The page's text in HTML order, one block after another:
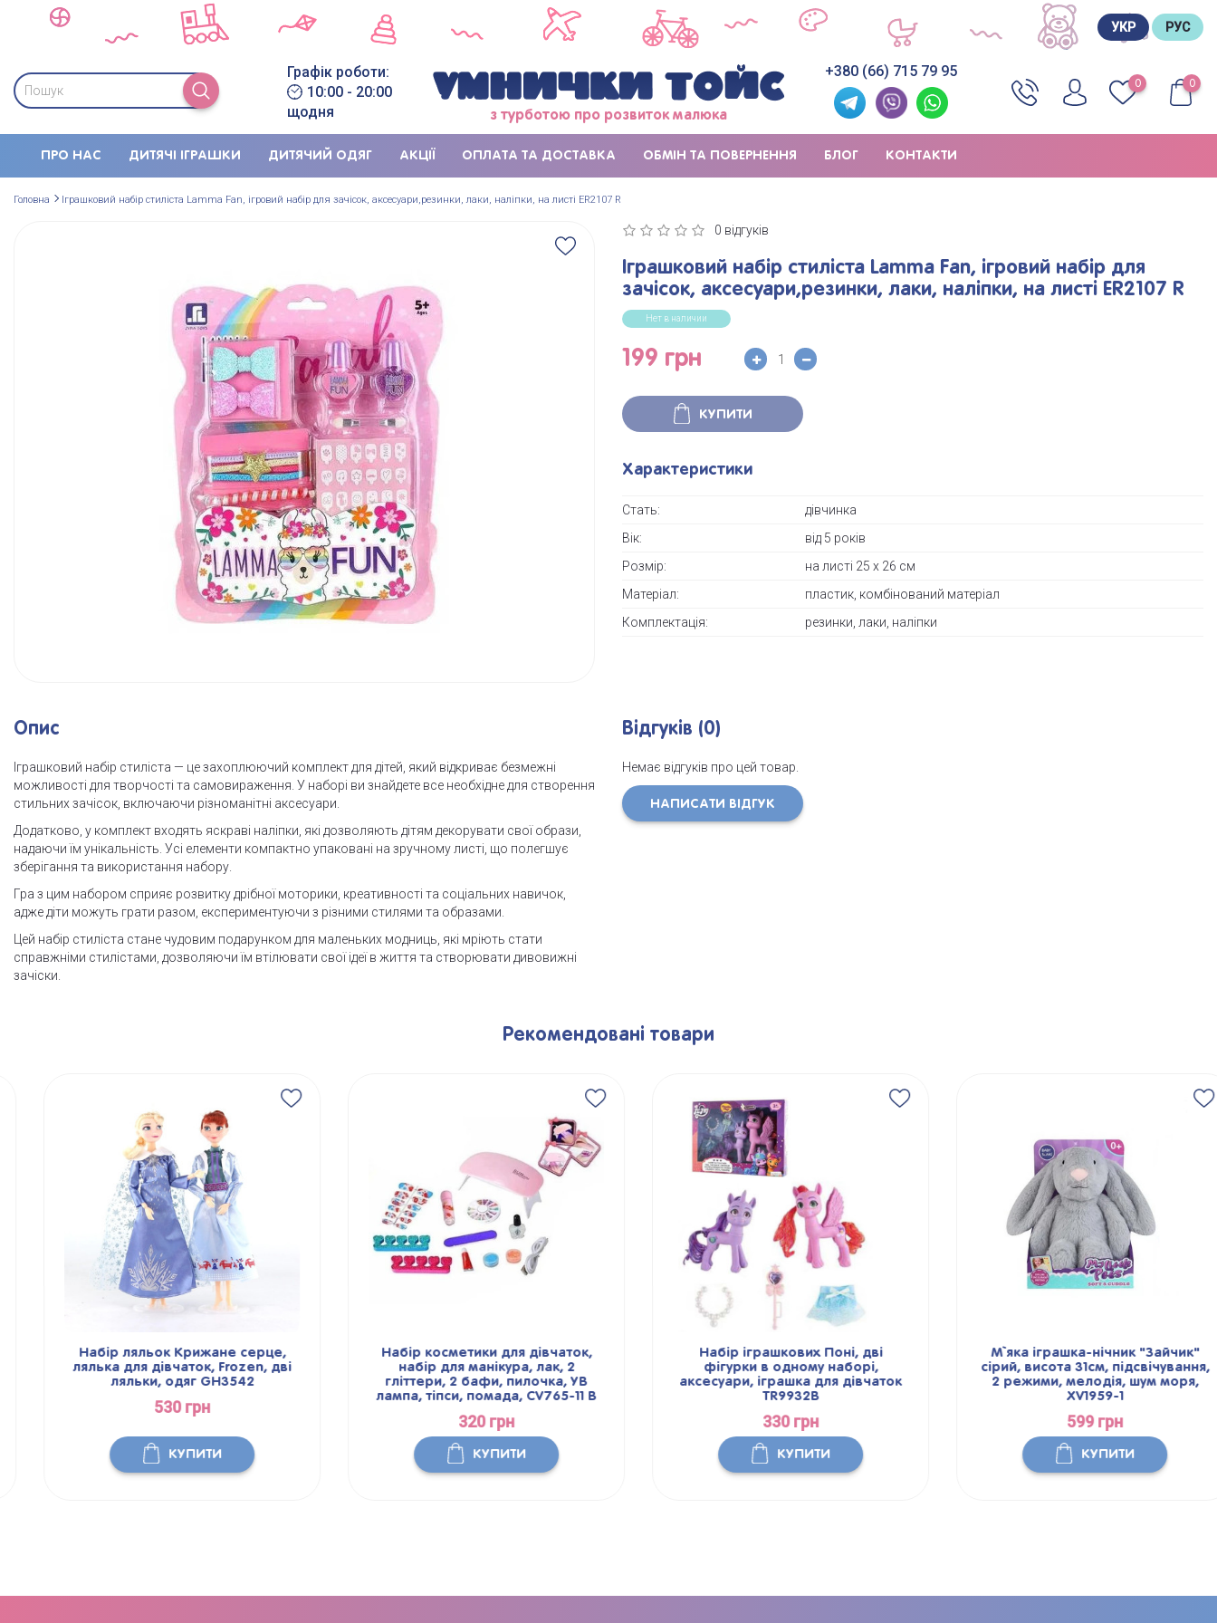
УКР РУС
Графік роботи:
10:00 - 20:00
щодня
з турботою про розвиток малюка
+380 (66) 715 79 95
0 0
ПРО НАС ДИТЯЧІ ІГРАШКИ ДИТЯЧИЙ ОДЯГ АКЦІЇ ОПЛАТА ТА ДОСТАВКА ОБМІН ТА ПОВЕРНЕННЯ БЛОГ КОНТАКТИ
Головна Іграшковий набір стиліста Lamma Fan, ігровий набір для зачісок, аксесуари,резинки, лаки, наліпки, на листі ER2107 R
0 відгуків
Іграшковий набір стиліста Lamma Fan, ігровий набір для
зачісок, аксесуари,резинки, лаки, наліпки, на листі ER2107 R
Нет в наличии
199 грн
КУПИТИ
Характеристики
Стать:
дiвчинка
Вік:
від 5 років
Розмір:
на листі 25 х 26 см
Матеріал:
пластик, комбінований матеріал
Комплектація:
резинки, лаки, наліпки
Опис
Іграшковий набір стиліста — це захоплюючий комплект для дітей, який відкриває безмежні
можливості для творчості та самовираження. У наборі ви знайдете все необхідне для створення
стильних зачісок, включаючи різноманітні аксесуари.
Додатково, у комплект входять яскраві наліпки, які дозволяють дітям декорувати свої образи,
надаючи їм унікальність. Усі елементи компактно упаковані на зручному листі, що полегшує
зберігання та використання набору.
Гра з цим набором сприяє розвитку дрібної моторики, креативності та соціальних навичок,
адже діти можуть грати разом, експериментуючи з різними стилями та образами.
Цей набір стиліста стане чудовим подарунком для маленьких модниць, які мріють стати
справжніми стилістами, дозволяючи їм втілювати свої ідеї в життя та створювати дивовижні
зачіски.
Відгуків (0)
Немає відгуків про цей товар.
НАПИСАТИ ВІДГУК
Рекомендовані товари
Набір ляльок Крижане серце,
лялька для дівчаток, Frozen, дві
ляльки, одяг GH3542
530 грн
КУПИТИ
Набір косметики для дівчаток,
набір для манікура, лак, 2
гліттери, 2 бафи, пилочка, УВ
лампа, тіпси, помада, CV765-11 В
320 грн
КУПИТИ
Набір іграшкових Поні, дві
фігурки в одному наборі,
аксесуари, іграшка для дівчаток
TR9932В
330 грн
КУПИТИ
М`яка іграшка-нічник "Зайчик"
сірий, висота 31см, підсвічування,
2 режими, мелодія, шум моря,
XV1959-1
599 грн
КУПИТИ